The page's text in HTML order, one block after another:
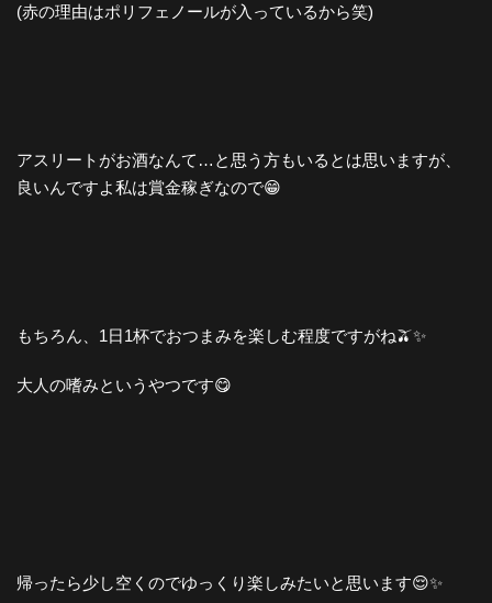
(赤の理由はポリフェノールが入っているから笑)
アスリートがお酒なんて…と思う方もいるとは思いますが、
良いんですよ私は賞金稼ぎなので😁
もちろん、1日1杯でおつまみを楽しむ程度ですがね🫒✨
大人の嗜みというやつです😋
帰ったら少し空くのでゆっくり楽しみたいと思います😌✨